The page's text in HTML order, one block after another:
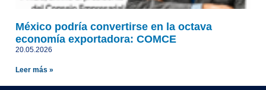
México podría convertirse en la octava
economía exportadora: COMCE
20.05.2026
Leer más »